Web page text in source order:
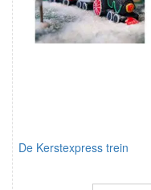
De Kerstexpress trein